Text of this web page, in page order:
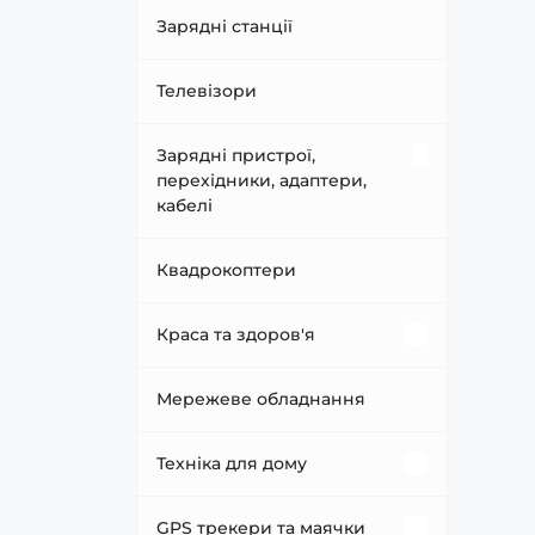
Автомобільні зарядні
Паркувальні карти
Сонячні батареї
Додаткові батареї та
Інвертори
Зарядні станції
Телевізори
Зарядні пристрої,
перехідники, адаптери,
кабелі
Зарядні пристрої
USB хаби
Перехідники та адаптери
Кабелі
Квадрокоптери
Краса та здоров'я
Догляд за волоссям
Догляд за ротовою
Мережеве обладнання
Техніка для дому
Кліматична техніка
GPS трекери та маячки